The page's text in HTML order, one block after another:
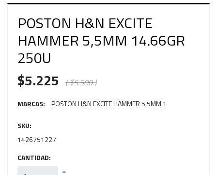
POSTON H&N EXCITE
HAMMER 5,5MM 14.66GR
250U
$5.225 ( $5.500 )
MARCAS: POSTON H&N EXCITE HAMMER 5,5MM 1
SKU:
1426751227
CANTIDAD: